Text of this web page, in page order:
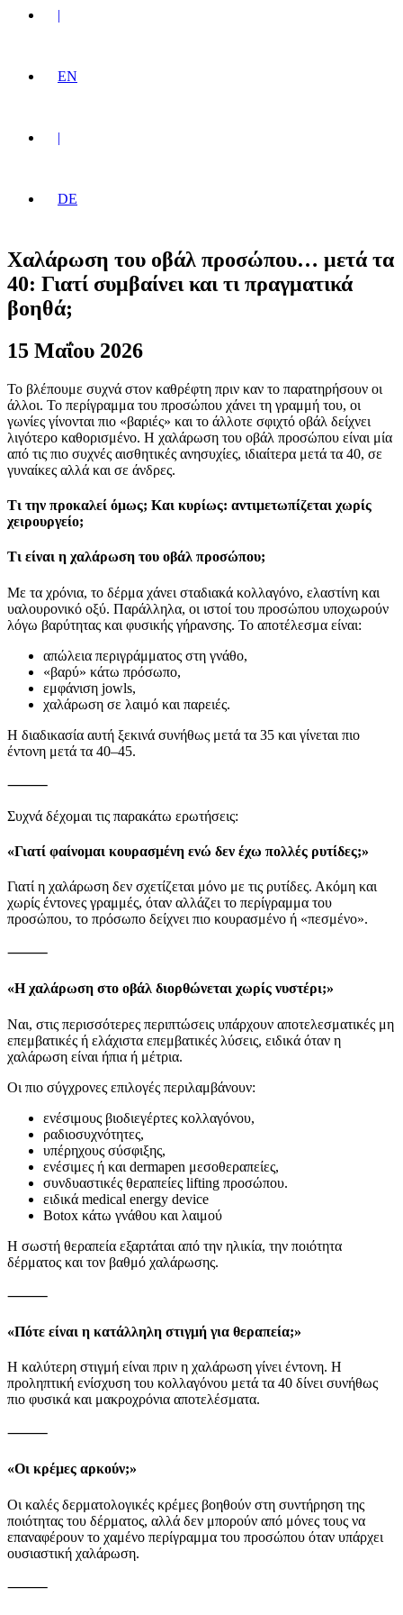
|
EN
|
DE
Χαλάρωση του οβάλ προσώπου… μετά τα
40: Γιατί συμβαίνει και τι πραγματικά
βοηθά;
15 Μαΐου 2026
Το βλέπουμε συχνά στον καθρέφτη πριν καν το παρατηρήσουν οι
άλλοι. Το περίγραμμα του προσώπου χάνει τη γραμμή του, οι
γωνίες γίνονται πιο «βαριές» και το άλλοτε σφιχτό οβάλ δείχνει
λιγότερο καθορισμένο. Η χαλάρωση του οβάλ προσώπου είναι μία
από τις πιο συχνές αισθητικές ανησυχίες, ιδιαίτερα μετά τα 40, σε
γυναίκες αλλά και σε άνδρες.
Τι την προκαλεί όμως; Και κυρίως: αντιμετωπίζεται χωρίς
χειρουργείο;
Τι είναι η χαλάρωση του οβάλ προσώπου;
Με τα χρόνια, το δέρμα χάνει σταδιακά κολλαγόνο, ελαστίνη και
υαλουρονικό οξύ. Παράλληλα, οι ιστοί του προσώπου υποχωρούν
λόγω βαρύτητας και φυσικής γήρανσης. Το αποτέλεσμα είναι:
απώλεια περιγράμματος στη γνάθο,
«βαρύ» κάτω πρόσωπο,
εμφάνιση jowls,
χαλάρωση σε λαιμό και παρειές.
Η διαδικασία αυτή ξεκινά συνήθως μετά τα 35 και γίνεται πιο
έντονη μετά τα 40–45.
⸻
Συχνά δέχομαι τις παρακάτω ερωτήσεις:
«Γιατί φαίνομαι κουρασμένη ενώ δεν έχω πολλές ρυτίδες;»
Γιατί η χαλάρωση δεν σχετίζεται μόνο με τις ρυτίδες. Ακόμη και
χωρίς έντονες γραμμές, όταν αλλάζει το περίγραμμα του
προσώπου, το πρόσωπο δείχνει πιο κουρασμένο ή «πεσμένο».
⸻
«Η χαλάρωση στο οβάλ διορθώνεται χωρίς νυστέρι;»
Ναι, στις περισσότερες περιπτώσεις υπάρχουν αποτελεσματικές μη
επεμβατικές ή ελάχιστα επεμβατικές λύσεις, ειδικά όταν η
χαλάρωση είναι ήπια ή μέτρια.
Οι πιο σύγχρονες επιλογές περιλαμβάνουν:
ενέσιμους βιοδιεγέρτες κολλαγόνου,
ραδιοσυχνότητες,
υπέρηχους σύσφιξης,
ενέσιμες ή και dermapen μεσοθεραπείες,
συνδυαστικές θεραπείες lifting προσώπου.
ειδικά medical energy device
Botox κάτω γνάθου και λαιμού
Η σωστή θεραπεία εξαρτάται από την ηλικία, την ποιότητα
δέρματος και τον βαθμό χαλάρωσης.
⸻
«Πότε είναι η κατάλληλη στιγμή για θεραπεία;»
Η καλύτερη στιγμή είναι πριν η χαλάρωση γίνει έντονη. Η
προληπτική ενίσχυση του κολλαγόνου μετά τα 40 δίνει συνήθως
πιο φυσικά και μακροχρόνια αποτελέσματα.
⸻
«Οι κρέμες αρκούν;»
Οι καλές δερματολογικές κρέμες βοηθούν στη συντήρηση της
ποιότητας του δέρματος, αλλά δεν μπορούν από μόνες τους να
επαναφέρουν το χαμένο περίγραμμα του προσώπου όταν υπάρχει
ουσιαστική χαλάρωση.
⸻